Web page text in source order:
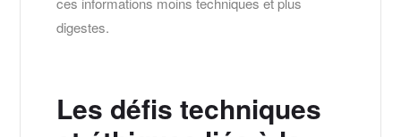
digestes.
Les défis techniques